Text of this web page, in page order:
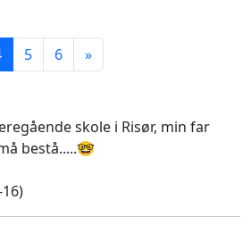
5 6 »
skole i Risør, min far
bestå.....🤓